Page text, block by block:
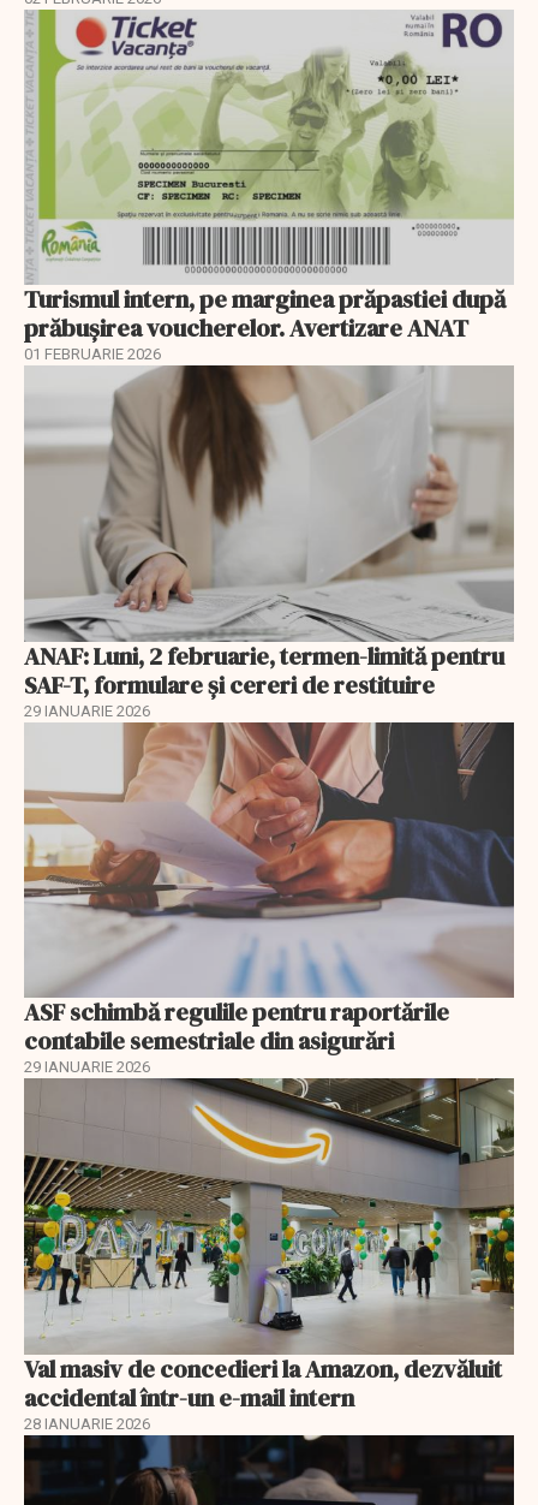
Turismul intern, pe marginea prăpastiei după
prăbușirea voucherelor. Avertizare ANAT
01 FEBRUARIE 2026
ANAF: Luni, 2 februarie, termen-limită pentru
SAF-T, formulare și cereri de restituire
29 IANUARIE 2026
ASF schimbă regulile pentru raportările
contabile semestriale din asigurări
29 IANUARIE 2026
Val masiv de concedieri la Amazon, dezvăluit
accidental într-un e-mail intern
28 IANUARIE 2026